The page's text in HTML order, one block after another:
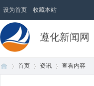
设为首页 收藏本站
遵化新闻网
首页 资讯 查看内容